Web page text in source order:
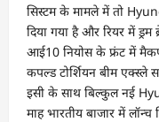
सिस्टम के मामले में तो
दिया गया है और रियर में
आई10 नियोस के फ्रंट में
कपल्ड टोर्शियन बीम एक्स्ले
इसी के साथ बिल्कुल नई
माह भारतीय बाजार में लॉन्च